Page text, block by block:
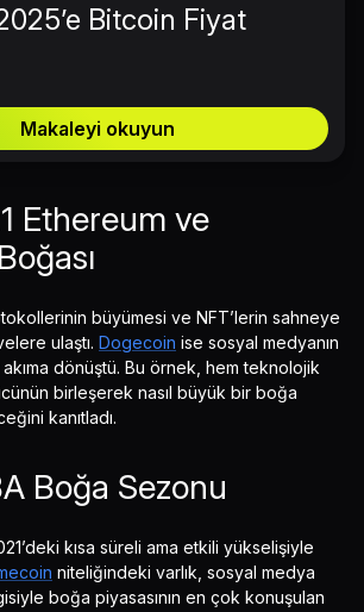
Bitcoin Fiyat
Makaleyi okuyun
Ethereum ve
büyümesi ve NFT’lerin sahneye
ulaştı. Dogecoin ise sosyal medyanın
dönüştü. Bu örnek, hem teknolojik
birleşerek nasıl büyük bir boğa
kanıtladı.
Boğa Sezonu
kısa süreli ama etkili yükselişiyle
niteliğindeki varlık, sosyal medya
boğa piyasasının en çok konuşulan